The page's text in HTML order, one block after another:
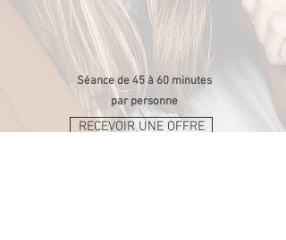
RECEVOIR UNE OFFRE
Séance de 45 à 60 minutes
par personne